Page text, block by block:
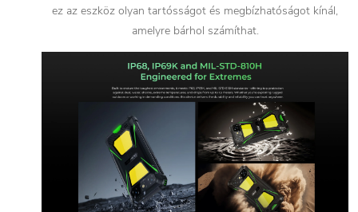
ez az eszköz olyan tartósságot és megbízhatóságot kínál,
amelyre bárhol számíthat.